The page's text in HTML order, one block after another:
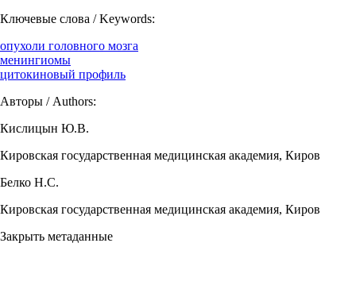
Ключевые слова / Keywords:
опухоли головного мозга
менингиомы
цитокиновый профиль
Авторы / Authors:
Кислицын Ю.В.
Кировская государственная медицинская академия, Киров
Белко Н.С.
Кировская государственная медицинская академия, Киров
Закрыть метаданные